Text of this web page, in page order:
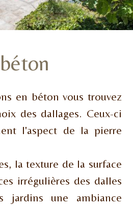
en béton vous trouvez
des dallages. Ceux-ci
l'aspect de la pierre
la texture de la surface
irrégulières des dalles
jardins une ambiance